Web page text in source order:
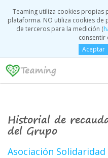
Teaming utiliza cookies propias
plataforma. NO utiliza cookies de
de terceros para la medición (
consentir
Aceptar
Historial de
del Grupo
Asociación